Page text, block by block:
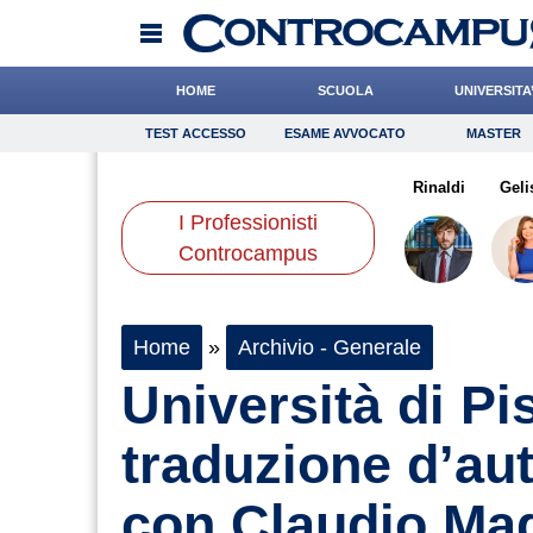
HOME SCUOLA UNIVERSITA’
TEST ACCESSO Esame Avvocato Master
Consigli
Scienze
TEST ACCESSO ESAME AVVOCATO MASTER
I Professionisti
Controcampus
Rinaldi
Home » Archivio - Generale
Università di
traduzione